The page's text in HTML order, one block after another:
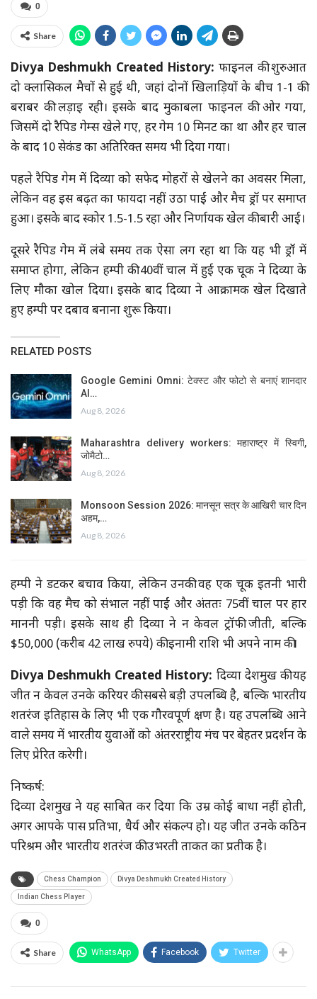
0
Share
Divya Deshmukh Created History: फाइनल की शुरुआत
दो क्लासिकल मैचों से हुई थी, जहां दोनों खिलाड़ियों के बीच 1-1 की
बराबर की लड़ाइ रही। इसके बाद मुकाबला फाइनल की ओर गया,
जिसमें दो रैपिड गेम्स खेले गए, हर गेम 10 मिनट का था और हर चाल
के बाद 10 सेकंड का अतिरिक्त समय भी दिया गया।
पहले रैपिड गेम में दिव्या को सफेद मोहरों से खेलने का अवसर मिला,
लेकिन वह इस बढ़त का फायदा नहीं उठा पाईं और मैच ड्रॉ पर समाप्त
हुआ। इसके बाद स्कोर 1.5-1.5 रहा और निर्णायक खेल की बारी आई।
दूसरे रैपिड गेम में लंबे समय तक ऐसा लग रहा था कि यह भी ड्रॉ में
समाप्त होगा, लेकिन हम्पी की 40वीं चाल में हुई एक चूक ने दिव्या के
लिए मौका खोल दिया। इसके बाद दिव्या ने आक्रामक खेल दिखाते
हुए हम्पी पर दबाव बनाना शुरू किया।
RELATED POSTS
Google Gemini Omni: टेक्स्ट और फोटो से बनाएं शानदार
AI…
Aug 8, 2026
Maharashtra delivery workers: महाराष्ट्र में स्विगी,
जोमैटो…
Aug 8, 2026
Monsoon Session 2026: मानसून सत्र के आखिरी चार दिन
अहम,…
Aug 8, 2026
हम्पी ने डटकर बचाव किया, लेकिन उनकी वह एक चूक इतनी भारी
पड़ी कि वह मैच को संभाल नहीं पाईं और अंततः 75वीं चाल पर हार
माननी पड़ी। इसके साथ ही दिव्या ने न केवल ट्रॉफी जीती, बल्कि
$50,000 (करीब 42 लाख रुपये) की इनामी राशि भी अपने नाम की।
Divya Deshmukh Created History: दिव्या देशमुख की यह
जीत न केवल उनके करियर की सबसे बड़ी उपलब्धि है, बल्कि भारतीय
शतरंज इतिहास के लिए भी एक गौरवपूर्ण क्षण है। यह उपलब्धि आने
वाले समय में भारतीय युवाओं को अंतरराष्ट्रीय मंच पर बेहतर प्रदर्शन के
लिए प्रेरित करेगी।
निष्कर्ष:
दिव्या देशमुख ने यह साबित कर दिया कि उम्र कोई बाधा नहीं होती,
अगर आपके पास प्रतिभा, धैर्य और संकल्प हो। यह जीत उनके कठिन
परिश्रम और भारतीय शतरंज की उभरती ताकत का प्रतीक है।
Chess Champion Divya Deshmukh Created History
Indian Chess Player
0
Share WhatsApp Facebook Twitter